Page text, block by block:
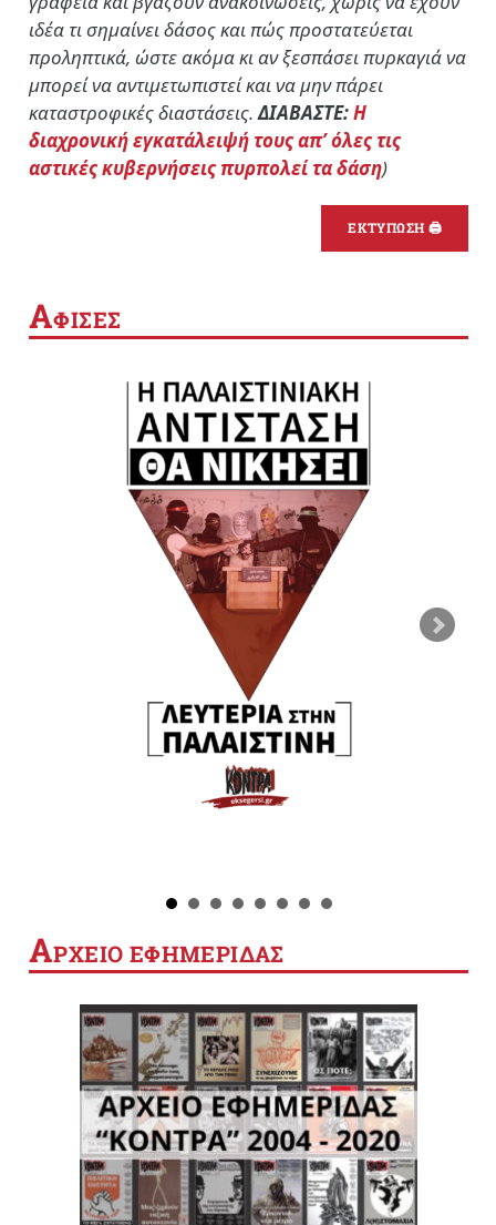
ιδέα τι σημαίνει δάσος και πώς προστατεύεται
προληπτικά, ώστε ακόμα κι αν ξεσπάσει πυρκαγιά να
μπορεί να αντιμετωπιστεί και να μην πάρει
καταστροφικές διαστάσεις.ΔΙΑΒΑΣΤΕ:Η
διαχρονική εγκατάλειψή τους απ’ όλες τις
αστικές κυβερνήσεις πυρπολεί τα δάση)
ΕΚΤΥΠΩΣΗ 🖨
ΑΦΙΣΕΣ
ΑΡΧΕΙΟ ΕΦΗΜΕΡΙΔΑΣ